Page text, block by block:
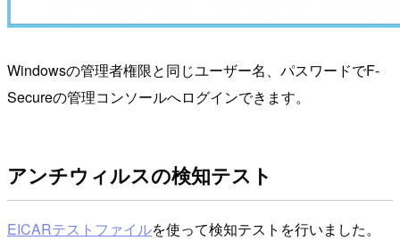
Windowsの管理者権限と同じユーザー名、パスワードでF-
Secureの管理コンソールへログインできます。
アンチウィルスの検知テスト
EICARテストファイルを使って検知テストを行いました。